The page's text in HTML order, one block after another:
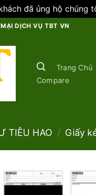
đã ủng hộ chúng
DỊCH VỤ TBT VN
Trang Chủ
Compare
TIÊU HAO / Giấy